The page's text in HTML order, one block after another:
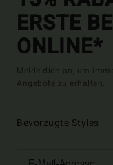
ERSTE
ONLINE*
Melde dich an, um
Angebote zu erhalten.
Bevorzugte Styles